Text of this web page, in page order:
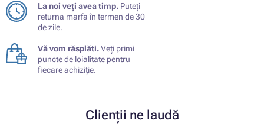
La noi veți avea timp. Puteți
returna marfa în termen de 30
de zile.
Vă vom răsplăti.Veți primi
puncte de loialitate pentru
fiecare achiziție.
Clienții ne laudă